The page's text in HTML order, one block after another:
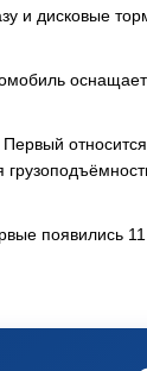
и дисковые
появились